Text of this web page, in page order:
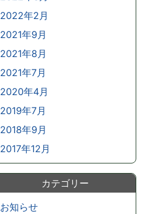
2022年2月
2021年9月
2021年8月
2021年7月
2020年4月
2019年7月
2018年9月
2017年12月
カテゴリー
お知らせ